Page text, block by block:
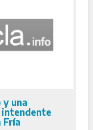
y una
intendente
Fría